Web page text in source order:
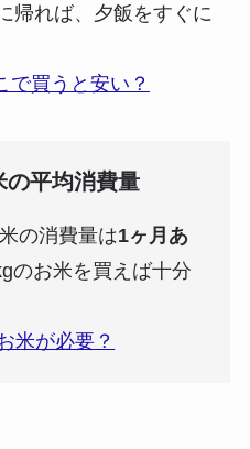
帰れば、夕飯をすぐに
で買うと安い？
の平均消費量
の消費量は1ヶ月あ
のお米を買えば十分
米が必要？